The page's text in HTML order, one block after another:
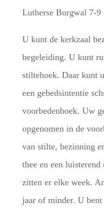
Lutherse Burgwal 7-9
U kunt de kerkzaal
begeleiding. U kunt
stiltehoek. Daar kunt
een gebedsintentie
voorbedenboek. Uw
opgenomen in de
van stilte, bezinning
thee en een
zitten er elke week.
jaar of minder. U